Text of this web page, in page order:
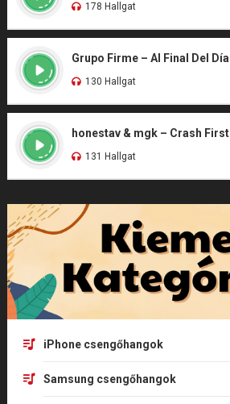
178 Hallgat
Grupo Firme – Al Final Del Día
130 Hallgat
honestav & mgk – Crash First
131 Hallgat
iPhone csengőhangok
Samsung csengőhangok